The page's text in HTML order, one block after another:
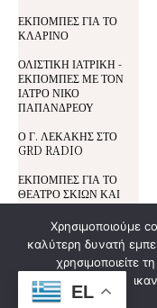
ΕΚΠΟΜΠΕΣ ΓΙΑ ΤΟ
ΚΛΑΡΙΝΟ
ΟΛΙΣΤΙΚΗ ΙΑΤΡΙΚΗ -
ΕΚΠΟΜΠΕΣ ΜΕ ΤΟΝ
ΙΑΤΡΟ ΝΙΚΟ
ΠΑΠΑΝΔΡΕΟΥ
Ο Γ. ΛΕΚΑΚΗΣ ΣΤΟ
GRD RADIO
ΕΚΠΟΜΠΕΣ ΓΙΑ ΤΟ
ΘΕΑΤΡΟ ΣΚΙΩΝ ΚΑΙ
ΤΟΝ ΚΑΡΑΓΚΙΟΖΗ
© All Rights Reserved |
DoSmart.gr| Supported By
Entertainment
EL
Χρησιμοποιούμε
καλύτερη δυνατή
χρησιμοποιείτε